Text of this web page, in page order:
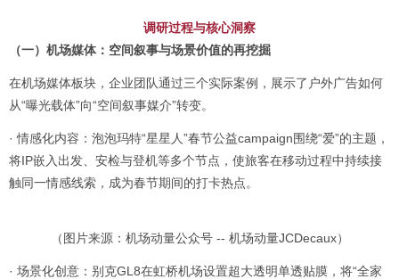
调研过程与核心洞察
（一）机场媒体：空间叙事与场景价值的再挖掘
在机场媒体板块，企业团队通过三个实际案例，展示了户外广告如何
从“曝光载体”向“空间叙事媒介”转变。
· 情感化内容：泡泡玛特“星星人”春节公益campaign围绕“爱”的主题，
将IP嵌入出发、安检与登机等多个节点，使旅客在移动过程中持续接
触同一情感线索，成为春节期间的打卡热点。
（图片来源：机场动量公众号 -- 机场动量JCDecaux）
· 场景化创意：别克GL8在虹桥机场设置超大透明单透贴膜，将“全家